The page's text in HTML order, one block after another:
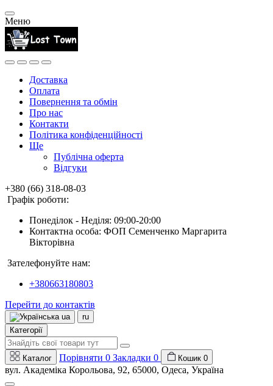
Меню
Доставка
Оплата
Повернення та обмін
Про нас
Контакти
Політика конфіденційності
Ще
Публічна оферта
Відгуки
+380 (66) 318-08-03
Графік роботи:
Понеділок - Неділя: 09:00-20:00
Контактна особа: ФОП Семенченко Маргарита
Вікторівна
Зателефонуйте нам:
+380663180803
Перейти до контактів
ua
ru
Категорії
Каталог Порівняти 0 Закладки 0 Кошик 0
вул. Академіка Корольова, 92, 65000, Одеса, Україна